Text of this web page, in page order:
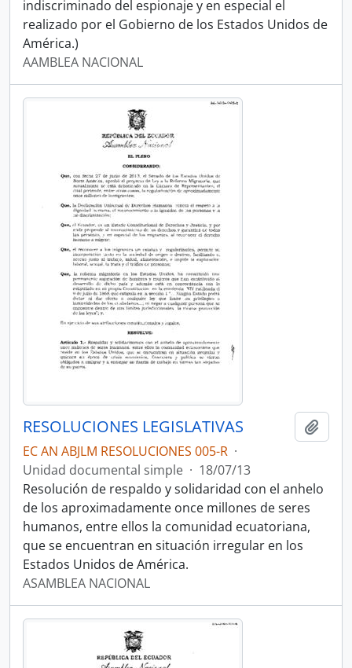
indiscriminado del espionaje y en especial el
realizado por el Gobierno de los Estados Unidos de
América.)
AAMBLEA NACIONAL
RESOLUCIONES LEGISLATIVAS
EC AN ABJLM RESOLUCIONES 005-R ·
Unidad documental simple · 18/07/13
Resolución de respaldo y solidaridad con el anhelo
de los aproximadamente once millones de seres
humanos, entre ellos la comunidad ecuatoriana,
que se encuentran en situación irregular en los
Estados Unidos de América.
ASAMBLEA NACIONAL